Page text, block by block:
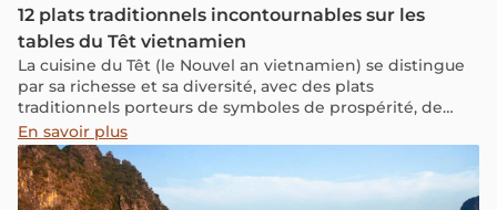
12 plats traditionnels incontournables sur les
tables du Têt vietnamien
La cuisine du Têt (le Nouvel an vietnamien) se distingue
par sa richesse et sa diversité, avec des plats
traditionnels porteurs de symboles de prospérité, de
chance et de bonne santé.
En savoir plus